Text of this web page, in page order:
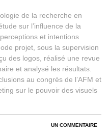
de la recherche en
sur l’influence de la
et intentions
projet, sous la supervision
des logos, réalisé une revue
et analysé les résultats.
au congrès de l’AFM et
sur le pouvoir des visuels
UN COMMENTAIRE